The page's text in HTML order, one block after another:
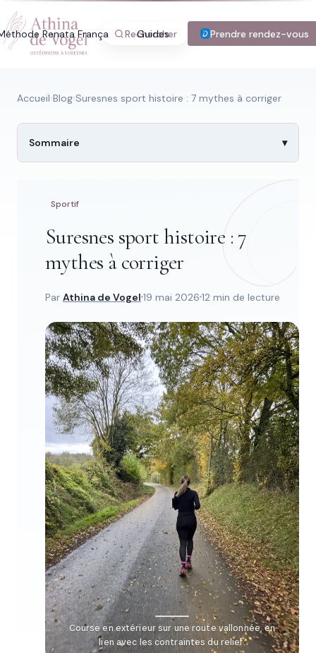
Renata França Guides Blog Tarifs
Rechercher Prendre rendez-vous
Tapez au moins 2 lettres.
Accueil›Blog›Suresnes sport histoire : 7 mythes à corriger
Sommaire
Sportif
Suresnes sport histoire : 7
mythes à corriger
Par Athina de Vogel 19 mai 2026 12 min de lecture
Course en extérieur sur une route vallonnée, en
lien avec les contraintes du relief.